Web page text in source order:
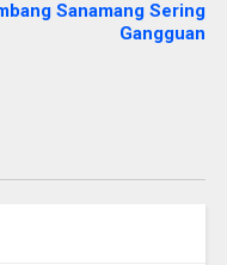
Sanamang Sering
Gangguan